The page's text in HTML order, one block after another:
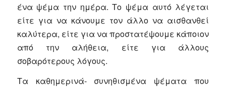
ένα ψέμα την ημέρα. Το ψέμα αυτό λέγεται
είτε για να κάνουμε τον άλλο να αισθανθεί
καλύτερα, είτε για να προστατέψουμε κάποιον
από την αλήθεια, είτε για άλλους
σοβαρότερους λόγους.
Τα καθημερινά- συνηθισμένα ψέματα που